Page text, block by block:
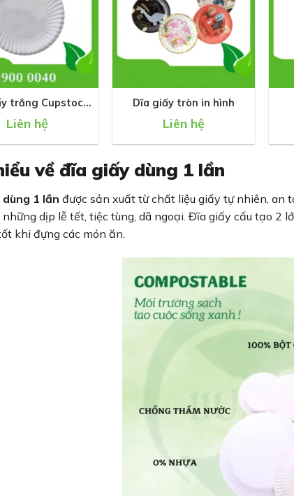
trắng Cupstock
Liên hệ
Dĩa giấy tròn in hình
Liên hệ
về đĩa giấy dùng 1 lần
1 lần được sản xuất từ chất liệu giấy tự nhiên, an
dịp lễ tết, tiệc tùng, dã ngoại. Đĩa giấy cấu tạo 2
khi đựng các món ăn.